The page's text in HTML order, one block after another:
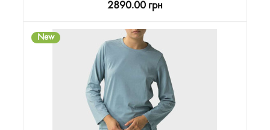
2890.00 грн
New